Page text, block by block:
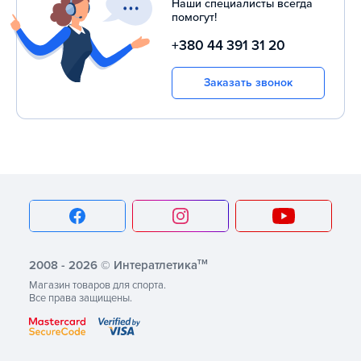
занятий.
Наши специалисты всегда
помогут!
+380 44 391 31 20
Заказать звонок
2008 - 2026 © Интератлетикатм
Магазин товаров для спорта.
Все права защищены.